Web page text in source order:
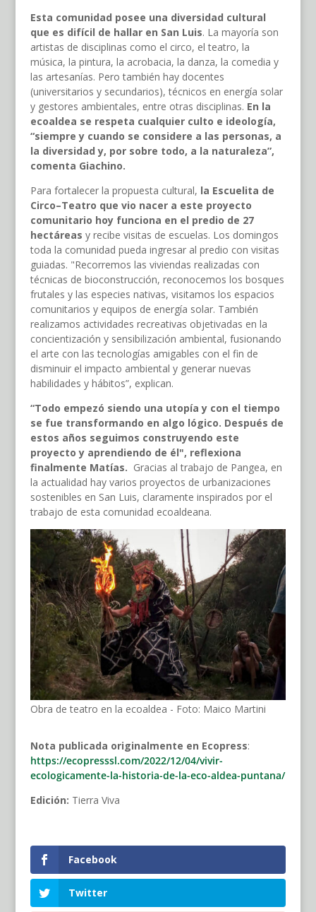
Esta comunidad posee una diversidad cultural
que es difícil de hallar en San Luis. La mayoría son
artistas de disciplinas como el circo, el teatro, la
música, la pintura, la acrobacia, la danza, la comedia y
las artesanías. Pero también hay docentes
(universitarios y secundarios), técnicos en energía solar
y gestores ambientales, entre otras disciplinas. En la
ecoaldea se respeta cualquier culto e ideología,
“siempre y cuando se considere a las personas, a
la diversidad y, por sobre todo, a la naturaleza”,
comenta Giachino.
Para fortalecer la propuesta cultural, la Escuelita de
Circo–Teatro que vio nacer a este proyecto
comunitario hoy funciona en el predio de 27
hectáreas y recibe visitas de escuelas. Los domingos
toda la comunidad pueda ingresar al predio con visitas
guiadas. "Recorremos las viviendas realizadas con
técnicas de bioconstrucción, reconocemos los bosques
frutales y las especies nativas, visitamos los espacios
comunitarios y equipos de energía solar. También
realizamos actividades recreativas objetivadas en la
concientización y sensibilización ambiental, fusionando
el arte con las tecnologías amigables con el fin de
disminuir el impacto ambiental y generar nuevas
habilidades y hábitos”, explican.
“Todo empezó siendo una utopía y con el tiempo
se fue transformando en algo lógico. Después de
estos años seguimos construyendo este
proyecto y aprendiendo de él", reflexiona
finalmente Matías. Gracias al trabajo de Pangea, en
la actualidad hay varios proyectos de urbanizaciones
sostenibles en San Luis, claramente inspirados por el
trabajo de esta comunidad ecoaldeana.
Obra de teatro en la ecoaldea - Foto: Maico Martini
Nota publicada originalmente en Ecopress:
https://ecopresssl.com/2022/12/04/vivir-
ecologicamente-la-historia-de-la-eco-aldea-puntana/
Edición: Tierra Viva
Facebook
Twitter